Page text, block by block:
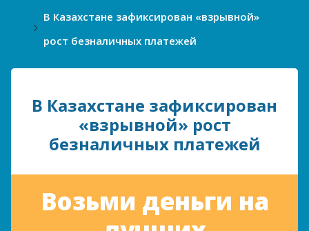
В Казахстане зафиксирован «взрывной»
рост безналичных платежей
В Казахстане зафиксирован
«взрывной» рост
безналичных платежей
Возьми деньги на